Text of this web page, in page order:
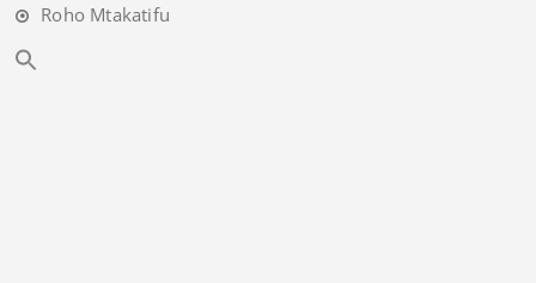
Roho Mtakatifu